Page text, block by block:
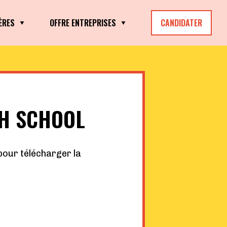
OFFRE ENTREPRISES CANDIDATER
SCHOOL
télécharger la